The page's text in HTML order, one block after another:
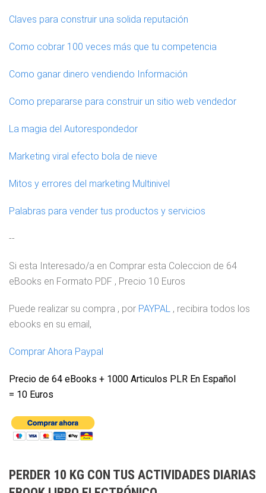
Claves para construir una solida reputación
Como cobrar 100 veces más que tu competencia
Como ganar dinero vendiendo Información
Como prepararse para construir un sitio web vendedor
La magia del Autorespondedor
Marketing viral efecto bola de nieve
Mitos y errores del marketing Multinivel
Palabras para vender tus productos y servicios
--
Si esta Interesado/a en Comprar esta Coleccion de 64
eBooks en Formato PDF , Precio 10 Euros
Puede realizar su compra , por PAYPAL , recibira todos los
ebooks en su email,
Comprar Ahora Paypal
Precio de 64 eBooks + 1000 Articulos PLR En Español
= 10 Euros
PERDER 10 KG CON TUS ACTIVIDADES DIARIAS